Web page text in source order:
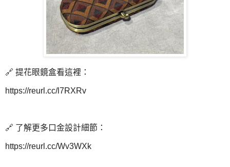
🔗 提花眼鏡盒看這裡：
https://reurl.cc/l7RXRv
🔗 了解更多口金設計細節：
https://reurl.cc/Wv3WXk